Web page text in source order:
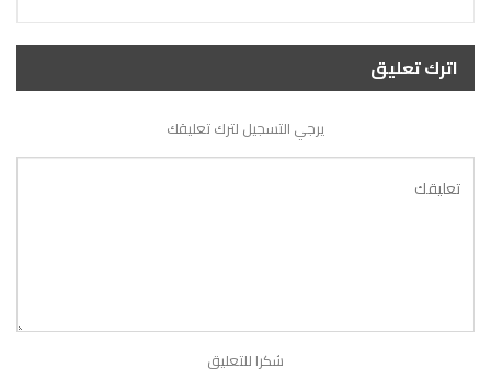
اترك تعليق
يرجي التسجيل لترك تعليقك
شكرا للتعليق